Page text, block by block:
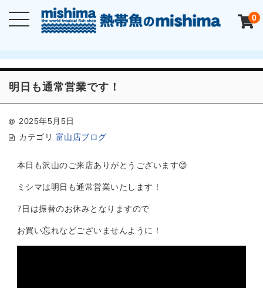
0
明日も通常営業です！
2025年5月5日
カテゴリ 富山店ブログ
本日も沢山のご来店ありがとうございます😊
ミシマは明日も通常営業いたします！
7日は振替のお休みとなりますので
お買い忘れなどございませんように！